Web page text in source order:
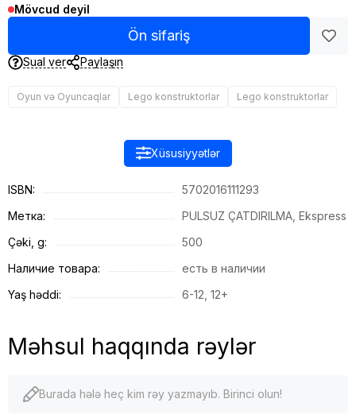
Mövcud deyil
Ön sifariş
Sual ver Paylaşın
Oyun və Oyuncaqlar Lego konstruktorlar Lego konstruktorlar
Xüsusiyyətlər
ISBN:
5702016111293
Метка:
PULSUZ ÇATDIRILMA, Ekspress
Çəki, g:
500
Наличие товара:
есть в наличии
Yaş həddi:
6-12, 12+
Məhsul haqqında rəylər
Burada hələ heç kim rəy yazmayıb. Birinci olun!